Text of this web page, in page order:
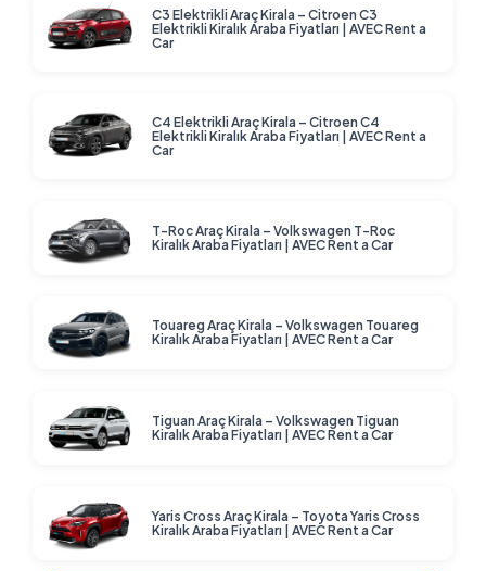
C3 Elektrikli Araç Kirala – Citroen C3
Elektrikli Kiralık Araba Fiyatları | AVEC Rent a
Car
C4 Elektrikli Araç Kirala – Citroen C4
Elektrikli Kiralık Araba Fiyatları | AVEC Rent a
Car
T-Roc Araç Kirala – Volkswagen T-Roc
Kiralık Araba Fiyatları | AVEC Rent a Car
Touareg Araç Kirala – Volkswagen Touareg
Kiralık Araba Fiyatları | AVEC Rent a Car
Tiguan Araç Kirala – Volkswagen Tiguan
Kiralık Araba Fiyatları | AVEC Rent a Car
Yaris Cross Araç Kirala – Toyota Yaris Cross
Kiralık Araba Fiyatları | AVEC Rent a Car